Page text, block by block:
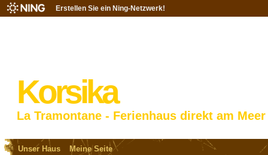
Erstellen Sie ein Ning-Netzwerk!
Korsika
La Tramontane - Ferienhaus direkt am Meer
Unser Haus Meine Seite